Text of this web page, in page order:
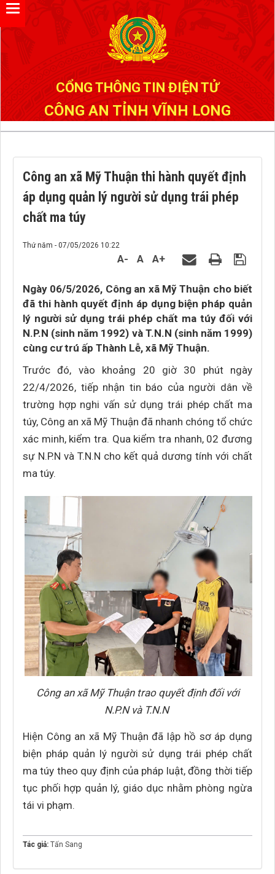
CỔNG THÔNG TIN ĐIỆN TỬ
CÔNG AN TỈNH VĨNH LONG
Công an xã Mỹ Thuận thi hành quyết định
áp dụng quản lý người sử dụng trái phép
chất ma túy
Thứ năm - 07/05/2026 10:22
A- A A+
Ngày 06/5/2026, Công an xã Mỹ Thuận cho biết
đã thi hành quyết định áp dụng biện pháp quản
lý người sử dụng trái phép chất ma túy đối với
N.P.N (sinh năm 1992) và T.N.N (sinh năm 1999)
cùng cư trú ấp Thành Lễ, xã Mỹ Thuận.
Trước đó, vào khoảng 20 giờ 30 phút ngày
22/4/2026, tiếp nhận tin báo của người dân về
trường hợp nghi vấn sử dụng trái phép chất ma
túy, Công an xã Mỹ Thuận đã nhanh chóng tổ chức
xác minh, kiểm tra. Qua kiểm tra nhanh, 02 đương
sự N.P.N và T.N.N cho kết quả dương tính với chất
ma túy.
Công an xã Mỹ Thuận trao quyết định đối với
N.P.N và T.N.N
Hiện Công an xã Mỹ Thuận đã lập hồ sơ áp dụng
biện pháp quản lý người sử dụng trái phép chất
ma túy theo quy định của pháp luật, đồng thời tiếp
tục phối hợp quản lý, giáo dục nhằm phòng ngừa
tái vi phạm.
Tác giả: Tấn Sang